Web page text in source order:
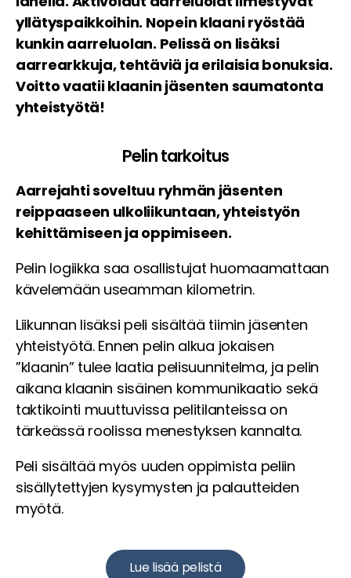
yllätyspaikkoihin. Nopein klaani ryöstää
kunkin aarreluolan. Pelissä on lisäksi
aarrearkkuja, tehtäviä ja erilaisia bonuksia.
Voitto vaatii klaanin jäsenten saumatonta
yhteistyötä!
Pelin tarkoitus
Aarrejahti soveltuu ryhmän jäsenten
reippaaseen ulkoliikuntaan, yhteistyön
kehittämiseen ja oppimiseen.
Pelin logiikka saa osallistujat huomaamattaan
kävelemään useamman kilometrin.
Liikunnan lisäksi peli sisältää tiimin jäsenten
yhteistyötä. Ennen pelin alkua jokaisen
”klaanin” tulee laatia pelisuunnitelma, ja pelin
aikana klaanin sisäinen kommunikaatio sekä
taktikointi muuttuvissa pelitilanteissa on
tärkeässä roolissa menestyksen kannalta.
Peli sisältää myös uuden oppimista peliin
sisällytettyjen kysymysten ja palautteiden
myötä.
Lue lisää pelistä